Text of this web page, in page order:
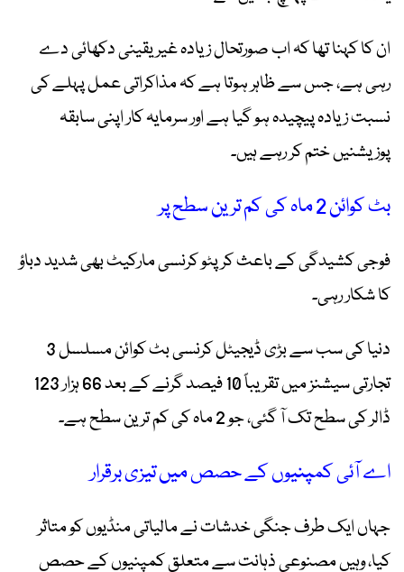
ان کا کہنا تھا کہ اب صورتحال زیادہ غیر یقینی دکھائی دے
رہی ہے، جس سے ظاہر ہوتا ہے کہ مذاکراتی عمل پہلے کی
نسبت زیادہ پیچیدہ ہو گیا ہے اور سرمایہ کار اپنی سابقہ
پوزیشنیں ختم کر رہے ہیں۔
بٹ کوائن 2 ماہ کی کم ترین سطح پر
فوجی کشیدگی کے باعث کرپٹو کرنسی مارکیٹ بھی شدید دباؤ
کا شکار رہی۔
دنیا کی سب سے بڑی ڈیجیٹل کرنسی بٹ کوائن مسلسل 3
تجارتی سیشنز میں تقریباً 10 فیصد گرنے کے بعد 66 ہزار 123
ڈالر کی سطح تک آ گئی، جو 2 ماہ کی کم ترین سطح ہے۔
اے آئی کمپنیوں کے حصص میں تیزی برقرار
جہاں ایک طرف جنگی خدشات نے مالیاتی منڈیوں کو متاثر
کیا، وہیں مصنوعی ذہانت سے متعلق کمپنیوں کے حصص